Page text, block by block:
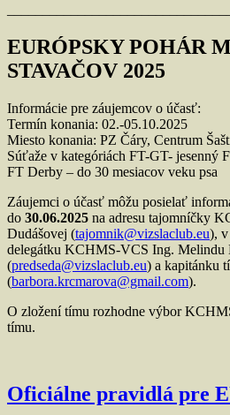
EURÓPSKY POHÁR
STAVAČOV 2025
Informácie pre záujemcov o účasť:
Termín konania: 02.-05.10.2025
Miesto konania: PZ Čáry, Centrum
Súťaže v kategóriách FT-GT- jesenný
FT Derby – do 30 mesiacov veku psa
Záujemci o účasť môžu posielať
do 30.06.2025 na adresu tajomníčky
Dudášovej (tajomnik@vizslaclub.eu),
delegátku KCHMS-VCS Ing. Melindu
(predseda@vizslaclub.eu) a kapitánku
(barbora.krcmarova@gmail.com).
O zložení tímu rozhodne výbor
tímu.
Oficiálne pravidlá pre